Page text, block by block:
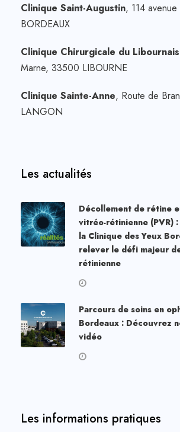
Clinique Saint-Augustin, 114
BORDEAUX
Clinique Chirurgicale du Libournais
Marne, 33500 LIBOURNE
Clinique Sainte-Anne, Route de
LANGON
Les actualités
Décollement de rétine
vitréo-rétinienne (PVR)
la Clinique des Yeux
relever le défi majeur
rétinienne
Parcours de soins en
Bordeaux : Découvrez
vidéo
Les informations pratiques